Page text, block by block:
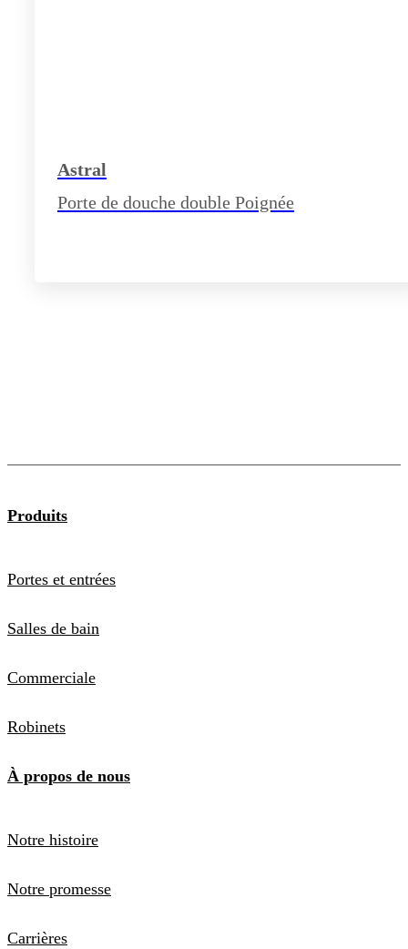
Astral
Porte de douche double Poignée
Produits
Portes et entrées
Salles de bain
Commerciale
Robinets
À propos de nous
Notre histoire
Notre promesse
Carrières